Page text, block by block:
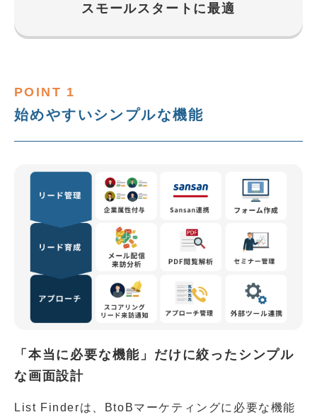
スモールスタートに最適
POINT 1
始めやすいシンプルな機能
「本当に必要な機能」だけに絞ったシンプル
な画面設計
List Finderは、BtoBマーケティングに必要な機能